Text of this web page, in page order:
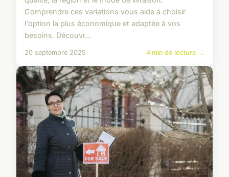
Comprendre ces variations vous aide à choisir
l'option la plus économique et adaptée à vos
besoins. Découvr...
20 septembre 2025 4 min de lecture →